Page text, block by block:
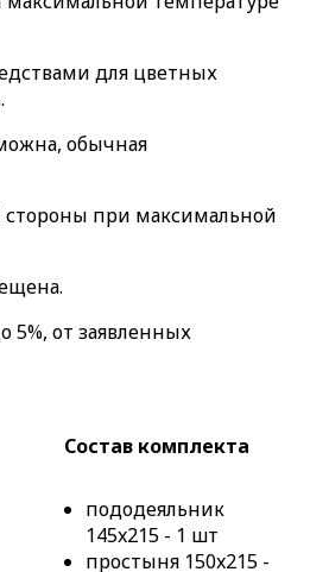
для цветных
обычная
стороны при максимальной
5%, от заявленных
Состав комплекта
пододеяльник
145x215 - 1 шт
простыня 150x215 -